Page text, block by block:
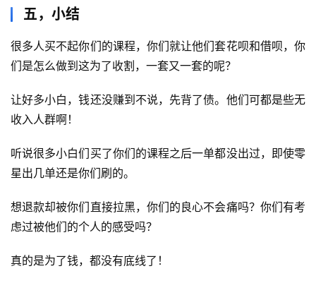
五，小结
很多人买不起你们的课程，你们就让他们套花呗和借呗，你
们是怎么做到这为了收割，一套又一套的呢？
让好多小白，钱还没赚到不说，先背了债。他们可都是些无
收入人群啊！
听说很多小白们买了你们的课程之后一单都没出过，即使零
星出几单还是你们刷的。
想退款却被你们直接拉黑，你们的良心不会痛吗？你们有考
虑过被他们的个人的感受吗？
真的是为了钱，都没有底线了！